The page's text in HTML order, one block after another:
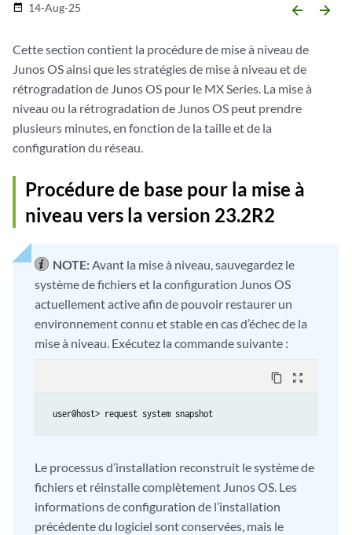
date_range 14-Aug-25 arrow_backward arrow_forward
Cette section contient la procédure de mise à niveau de
Junos OS ainsi que les stratégies de mise à niveau et de
rétrogradation de Junos OS pour le MX Series. La mise à
niveau ou la rétrogradation de Junos OS peut prendre
plusieurs minutes, en fonction de la taille et de la
configuration du réseau.
Procédure de base pour la mise à
niveau vers la version 23.2R2
NOTE:Avant la mise à niveau, sauvegardez le
système de fichiers et la configuration Junos OS
actuellement active afin de pouvoir restaurer un
environnement connu et stable en cas d’échec de la
mise à niveau. Exécutez la commande suivante :
content_copy zoom_out_map
Le processus d’installation reconstruit le système de
fichiers et réinstalle complètement Junos OS. Les
informations de configuration de l’installation
précédente du logiciel sont conservées, mais le